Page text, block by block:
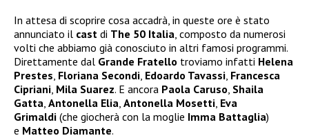
In attesa di scoprire cosa accadrà, in queste ore è stato
annunciato il cast di The 50 Italia , composto da numerosi
volti che abbiamo già conosciuto in altri famosi programmi.
Direttamente dal Grande Fratello troviamo infatti Helena
Prestes Floriana Secondi Edoardo Tavassi Francesca
Cipriani Mila Suarez. E ancora Paola Caruso Shaila
Gatta Antonella Elia Antonella Mosetti Eva
Grimaldi (che giocherà con la moglie Imma Battaglia)
e Matteo Diamante.